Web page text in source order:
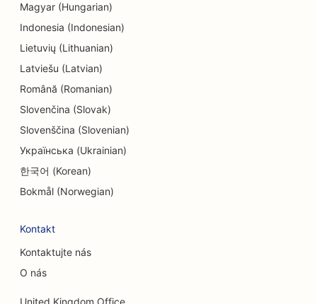
SEO pre endodontistov
SEO pre zábavu a rekreáciu
SEO pre únikové miestnosti
EO pre etnické reštaurácie
SEO pre reštaurácie Farm-to-Table
SEO pre služby faceliftu
SEO pre rodinné reštaurácie
SEO pre finančných plánovačov
SEO pre elektrikárov
SEO pre reštaurácie rýchleho občerstvenia
Magyar (Hungarian)
Indonesia (Indonesian)
Lietuvių (Lithuanian)
Latviešu (Latvian)
Română (Romanian)
Slovenčina (Slovak)
Slovenščina (Slovenian)
Українська (Ukrainian)
한국어 (Korean)
Bokmål (Norwegian)
Kontakt
Kontaktujte nás
O nás
United Kingdom Office